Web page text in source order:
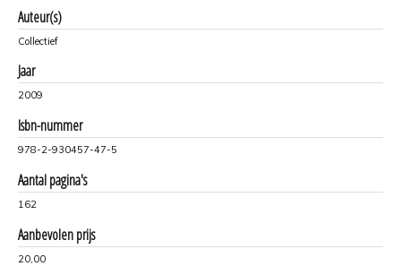
Auteur(s)
Collectief
Jaar
2009
Isbn-nummer
978-2-930457-47-5
Aantal pagina's
162
Aanbevolen prijs
20,00